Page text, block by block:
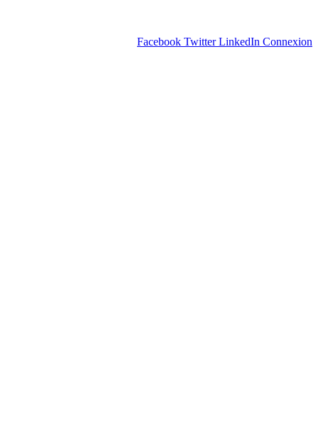
Facebook Twitter LinkedIn Connexion